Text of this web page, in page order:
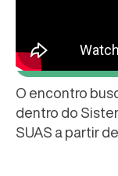
O encontro
dentro do
SUAS a partir